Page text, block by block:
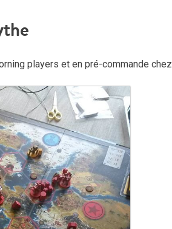
players et en pré-commande chez